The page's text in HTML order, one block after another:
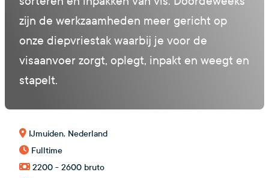
zijn de werkzaamheden meer gericht op
onze diepvriestak waarbij je voor de
visaanvoer zorgt, oplegt, inpakt en weegt en
stapelt.
IJmuiden, Nederland
Fulltime
2200 - 2600 bruto